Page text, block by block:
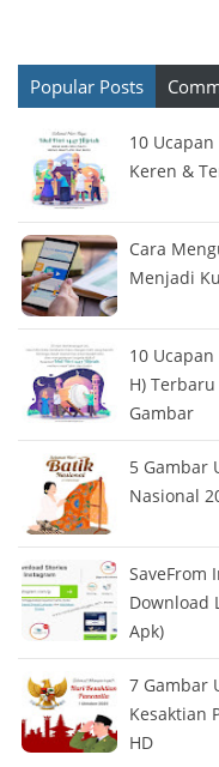
Popular Posts
10
Keren &
Cara
Menjadi
10
H)
Gambar
5 Gambar
Nasional
SaveFrom
Download
Apk)
7 Gambar
Kesaktian
HD